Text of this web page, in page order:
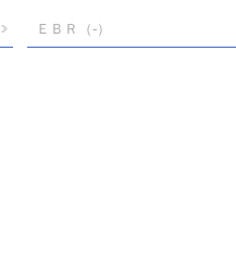
ＥＢＲ （-）